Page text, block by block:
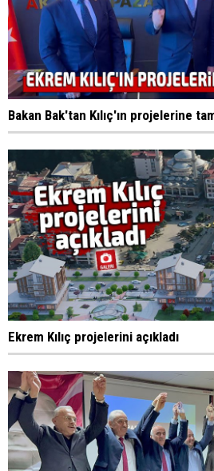
Bakan Bak'tan Kılıç'ın projelerine
Ekrem Kılıç projelerini açıkladı